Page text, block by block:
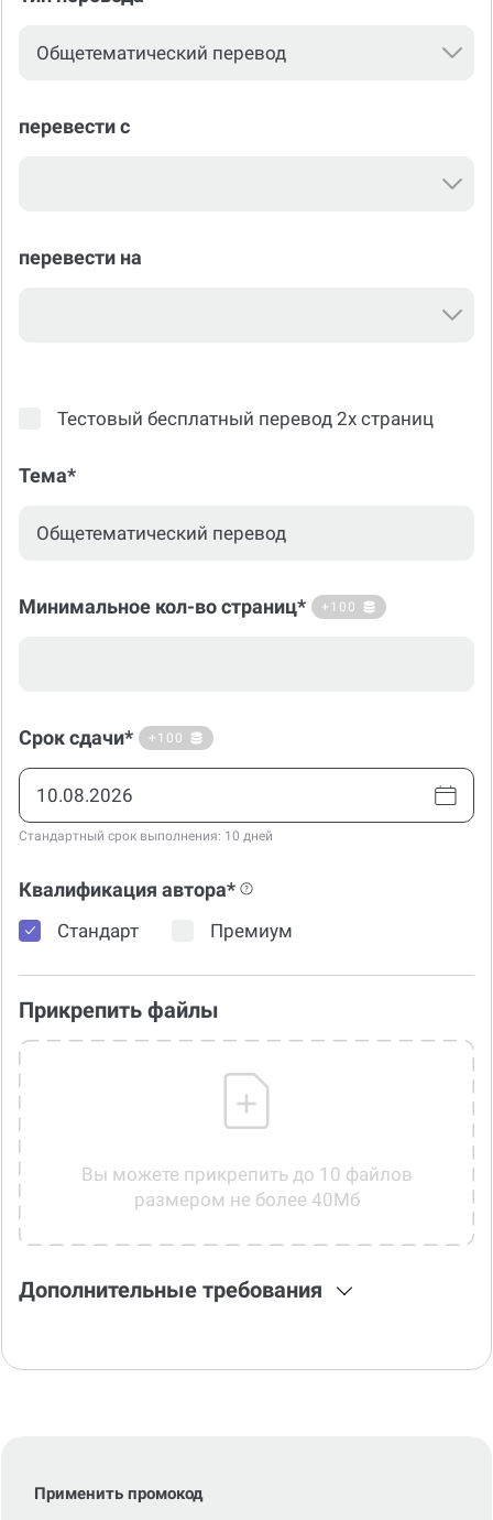
перевести с
перевести на
Тестовый бесплатный перевод 2х страниц
Тема*
Минимальное кол-во страниц* +100
Срок сдачи* +100
Стандартный срок выполнения: 10 дней
Квалификация автора*
Стандарт Премиум
Прикрепить файлы
Вы можете прикрепить до 10 файлов
размером не более 40Мб
Дополнительные требования
Применить промокод